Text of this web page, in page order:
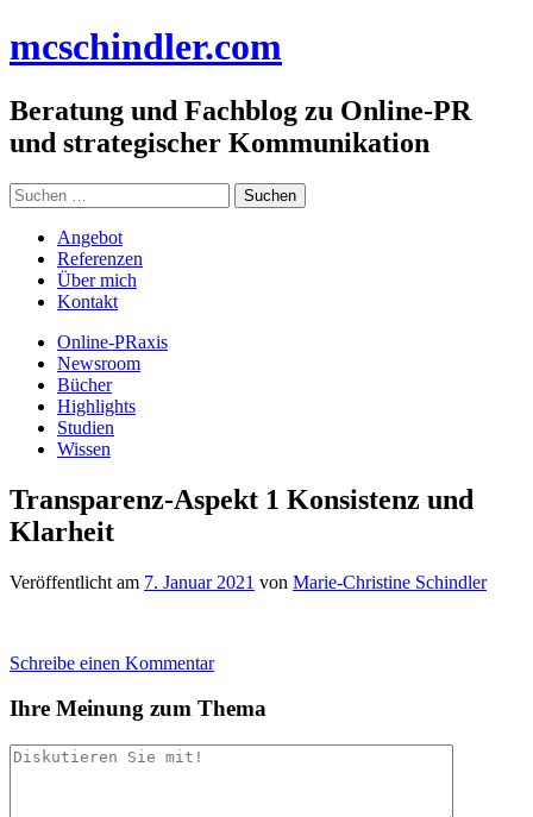
Inhalt
mcschindler.com
Beratung und Fachblog zu Online-PR
und strategischer Kommunikation
Suchen
nach:
Angebot
Referenzen
Über mich
Kontakt
Online-PRaxis
Newsroom
Bücher
Highlights
Studien
Wissen
Transparenz-Aspekt 1 Konsistenz und
Klarheit
Veröffentlicht am 7. Januar 2021 von Marie-Christine Schindler
Schreibe einen Kommentar
Ihre Meinung zum Thema